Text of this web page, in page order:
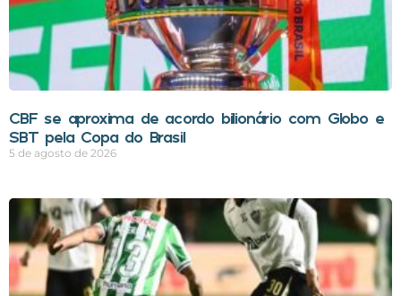
CBF se aproxima de acordo bilionário com Globo e
SBT pela Copa do Brasil
5 de agosto de 2026